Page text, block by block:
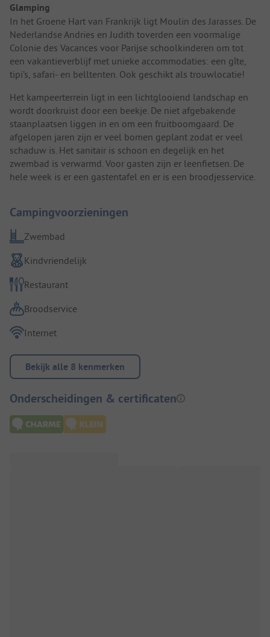
Glamping
In het Groene Hart van Frankrijk ligt Moulin des Jarasses. De
Nederlandse Andries en Judith toverden een voormalige
Colonie des Vacances voor Parijse schoolkinderen om tot
een vakantieverblijf met unieke accommodaties: een gîte,
tipi’s, safari- en belltenten. Ook geschikt als trouwlocatie!
Het kampeerterrein ligt in een lichtglooiend landschap en
wordt doorkruist door een beekje. De niet afgebakende
staanplaatsen liggen in en om een fruitboomgaard. De
afgelopen jaren zijn er veel bomen geplant zodat er veel
schaduw is. Het sanitair is schoon en degelijk en het
zwembad is verwarmd. Voor gasten zijn er leenfietsen. De
hele week is er een gastentafel en er is een broodjesservice.
Campingvoorzieningen
Zwembad
Kindvriendelijk
Restaurant
Broodservice
Internet
Bekijk alle 8 kenmerken
Onderscheidingen & certificaten